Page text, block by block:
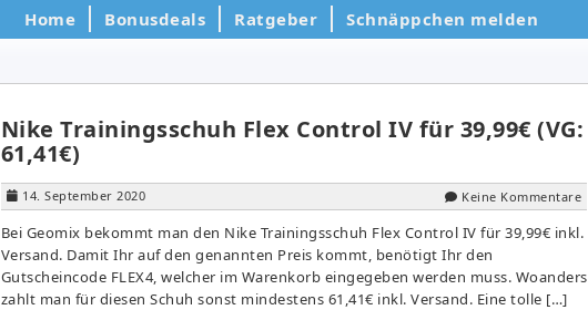
Home Bonusdeals Ratgeber Schnäppchen melden
Nike Trainingsschuh Flex Control IV für 39,99€ (VG:
61,41€)
14. September 2020 Keine Kommentare
Bei Geomix bekommt man den Nike Trainingsschuh Flex Control IV für 39,99€ inkl.
Versand. Damit Ihr auf den genannten Preis kommt, benötigt Ihr den
Gutscheincode FLEX4, welcher im Warenkorb eingegeben werden muss. Woanders
zahlt man für diesen Schuh sonst mindestens 61,41€ inkl. Versand. Eine tolle […]